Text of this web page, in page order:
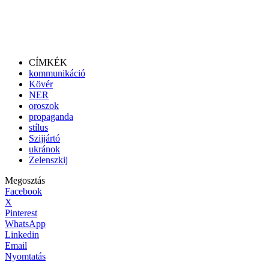
CÍMKÉK
kommunikáció
Kövér
NER
oroszok
propaganda
stílus
Szijjártó
ukránok
Zelenszkij
Megosztás
Facebook
X
Pinterest
WhatsApp
Linkedin
Email
Nyomtatás